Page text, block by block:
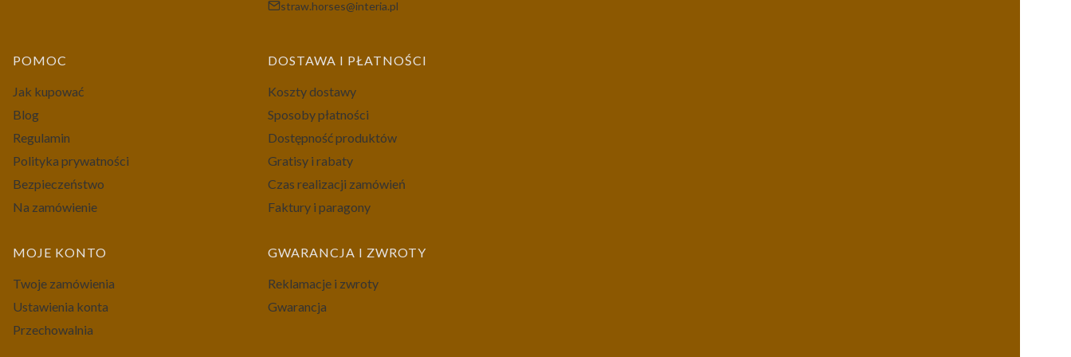
straw.horses@interia.pl
Linki w stopce
POMOC
Jak kupować
Blog
Regulamin
Polityka prywatności
Bezpieczeństwo
Na zamówienie
DOSTAWA I PŁATNOŚCI
Koszty dostawy
Sposoby płatności
Dostępność produktów
Gratisy i rabaty
Czas realizacji zamówień
Faktury i paragony
MOJE KONTO
Twoje zamówienia
Ustawienia konta
Przechowalnia
GWARANCJA I ZWROTY
Reklamacje i zwroty
Gwarancja